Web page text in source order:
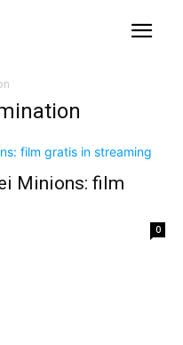
Minions: film
0